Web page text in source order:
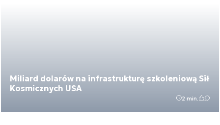
Miliard dolarów na infrastrukturę szkoleniową Sił
Kosmicznych USA
2 min.